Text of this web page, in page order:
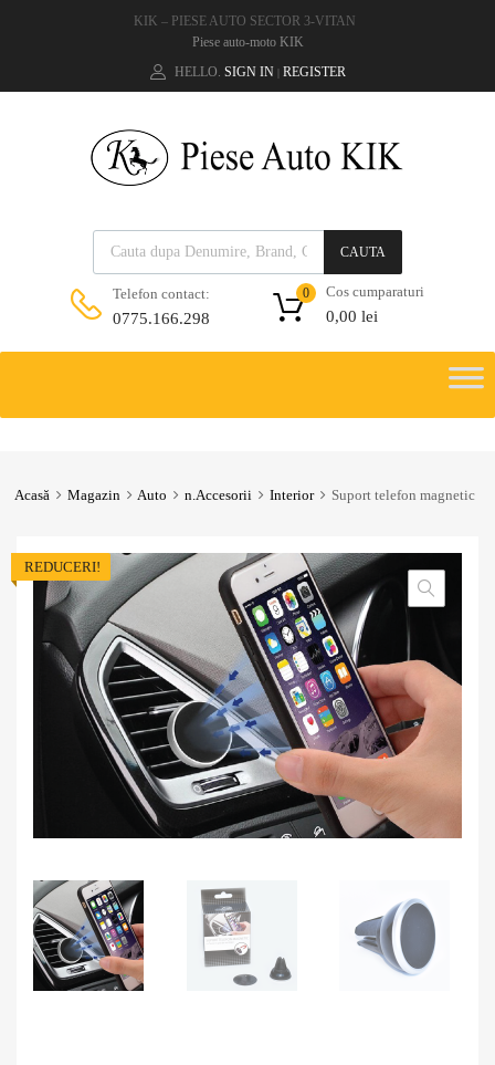
KIK – PIESE AUTO SECTOR 3-VITAN
Piese auto-moto KIK
HELLO. SIGN IN | REGISTER
CAUTA
Telefon contact:
0775.166.298
Cos cumparaturi
0,00 lei
0
Acasă Magazin Auto n.Accesorii Interior Suport telefon magnetic
REDUCERI!